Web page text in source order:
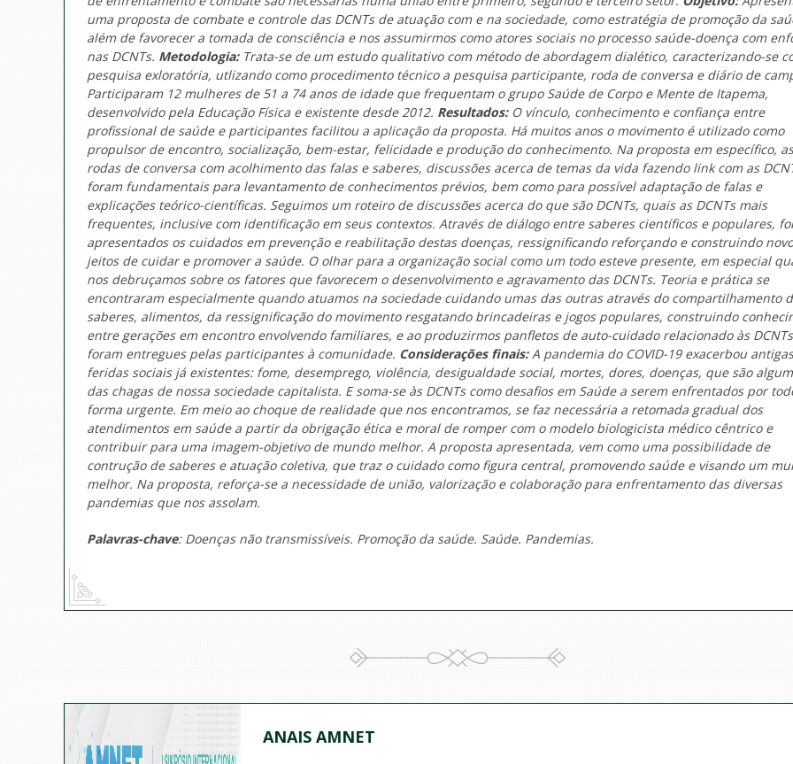
uma proposta de combate e controle das DCNTs de atuação com e na sociedade, como estratégia de promoção da
além de favorecer a tomada de consciência e nos assumirmos como atores sociais no processo saúde-doença com
nas DCNTs. Metodologia:Trata-se de um estudo qualitativo com método de abordagem dialético, caracterizando-se
pesquisa exloratória, utlizando como procedimento técnico a pesquisa participante, roda de conversa e diário de
Participaram 12 mulheres de 51 a 74 anos de idade que frequentam o grupo Saúde de Corpo e Mente de Itapema,
desenvolvido pela Educação Física e existente desde 2012. Resultados:O vínculo, conhecimento e confiança entre
profissional de saúde e participantes facilitou a aplicação da proposta. Há muitos anos o movimento é utilizado como
propulsor de encontro, socialização, bem-estar, felicidade e produção do conhecimento. Na proposta em específico, as
rodas de conversa com acolhimento das falas e saberes, discussões acerca de temas da vida fazendolinkcom as
foram fundamentais para levantamento de conhecimentos prévios, bem como para possível adaptação de falas e
explicações teórico-científicas. Seguimos um roteiro de discussões acerca do que são DCNTs, quais as DCNTs mais
frequentes, inclusive com identificação em seus contextos. Através de diálogo entre saberes científicos e populares,
apresentados os cuidados em prevenção e reabilitação destas doenças, ressignificando reforçando e construindo
jeitos de cuidar e promover a saúde. O olhar para a organização social como um todo esteve presente, em especial
nos debruçamos sobre os fatores que favorecem o desenvolvimento e agravamento das DCNTs. Teoria e prática se
encontraram especialmente quando atuamos na sociedade cuidando umas das outras através do compartilhamento
saberes, alimentos, da ressignificação do movimento resgatando brincadeiras e jogos populares, construindo
entre gerações em encontro envolvendo familiares, e ao produzirmos panfletos de auto-cuidado relacionado às
foram entregues pelas participantes à comunidade. Considerações finais:A pandemia do COVID-19 exacerbou antigas
feridas sociais já existentes: fome, desemprego, violência, desigualdade social, mortes, dores, doenças, que são
das chagas de nossa sociedade capitalista. E soma-se às DCNTs como desafios em Saúde a serem enfrentados por
forma urgente. Em meio ao choque de realidade que nos encontramos, se faz necessária a retomada gradual dos
atendimentos em saúde a partir da obrigação ética e moral de romper com o modelo biologicista médico cêntrico e
contribuir para uma imagem-objetivo de mundo melhor. A proposta apresentada, vem como uma possibilidade de
contrução de saberes e atuação coletiva, que traz o cuidado como figura central, promovendo saúde e visando um
melhor. Na proposta, reforça-se a necessidade de união, valorização e colaboração para enfrentamento das diversas
pandemias que nos assolam.
Palavras-chave: Doenças não transmissíveis. Promoção da saúde. Saúde. Pandemias.
ANAIS AMNET